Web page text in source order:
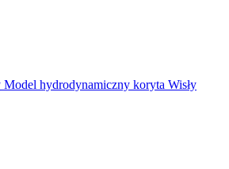
hydrodynamiczny koryta Wisły